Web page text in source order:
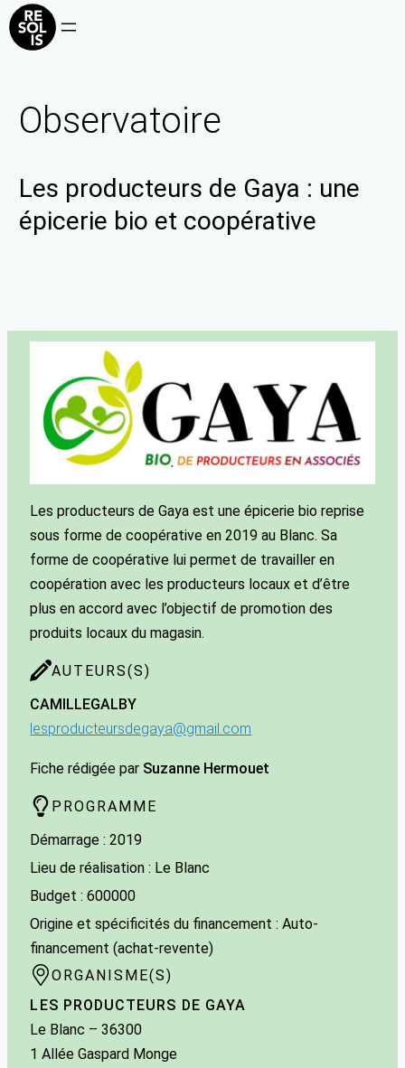
Observatoire
Les producteurs de Gaya : une
épicerie bio et coopérative
Les producteurs de Gaya est une épicerie bio reprise
sous forme de coopérative en 2019 au Blanc. Sa
forme de coopérative lui permet de travailler en
coopération avec les producteurs locaux et d’être
plus en accord avec l’objectif de promotion des
produits locaux du magasin.
AUTEURS(S)
CAMILLEGALBY
lesproducteursdegaya@gmail.com
Fiche rédigée par Suzanne Hermouet
PROGRAMME
Démarrage : 2019
Lieu de réalisation : Le Blanc
Budget : 600000
Origine et spécificités du financement : Auto-
financement (achat-revente)
ORGANISME(S)
LES PRODUCTEURS DE GAYA
Le Blanc – 36300
1 Allée Gaspard Monge